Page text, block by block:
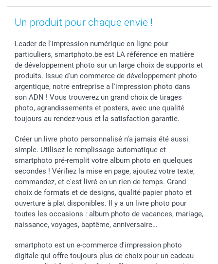
Un produit pour chaque envie !
Leader de l'impression numérique en ligne pour
particuliers, smartphoto.be est LA référence en matière
de développement photo sur un large choix de supports et
produits. Issue d'un commerce de développement photo
argentique, notre entreprise a l'impression photo dans
son ADN ! Vous trouverez un grand choix de tirages
photo, agrandissements et posters, avec une qualité
toujours au rendez-vous et la satisfaction garantie.
Créer un livre photo personnalisé n’a jamais été aussi
simple. Utilisez le remplissage automatique et
smartphoto pré-remplit votre album photo en quelques
secondes ! Vérifiez la mise en page, ajoutez votre texte,
commandez, et c'est livré en un rien de temps. Grand
choix de formats et de designs, qualité papier photo et
ouverture à plat disponibles. Il y a un livre photo pour
toutes les occasions : album photo de vacances, mariage,
naissance, voyages, baptême, anniversaire…
smartphoto est un e-commerce d'impression photo
digitale qui offre toujours plus de choix pour un cadeau